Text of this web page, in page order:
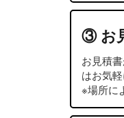
③ お
お見積
はお気
※場所に